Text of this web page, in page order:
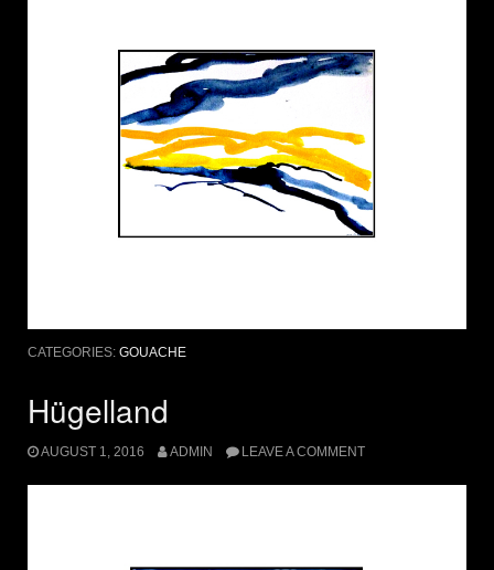
CATEGORIES: GOUACHE
Hügelland
AUGUST 1, 2016 ADMIN LEAVE A COMMENT